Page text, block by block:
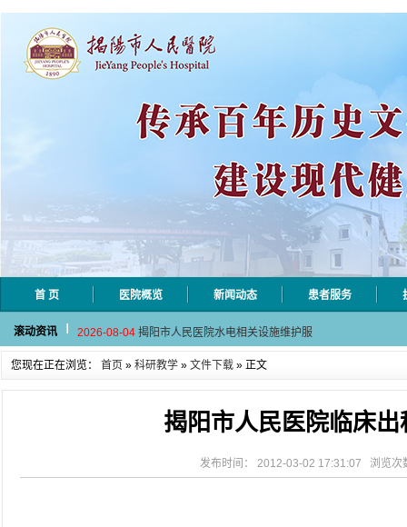
首 页 医院概览 新闻动态 患者服务
滚动资讯
2026-08-06 揭阳市人民医院采集自动对焦相机市
2026-08-04 揭阳市人民医院水电相关设施维护服
2026-07-31 学术聚力！妇儿分论坛精彩收官
2026-07-31 以学术聚合力 | 运动健康分论坛助
揭阳市人民医院水电相关设施维护服
学术聚力！妇儿分论坛精彩收官
2026-07-31 以学术聚合力 | 运动健康分论坛助
您现在正在浏览： 首页 » 科研教学 » 文件下载 » 正文
揭阳市人民医院临床出
发布时间： 2012-03-02 17:31:07 浏览次